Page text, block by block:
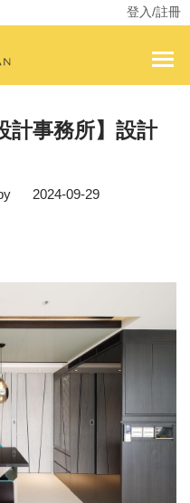
登入/註冊
計事務所】設計
2024-09-29